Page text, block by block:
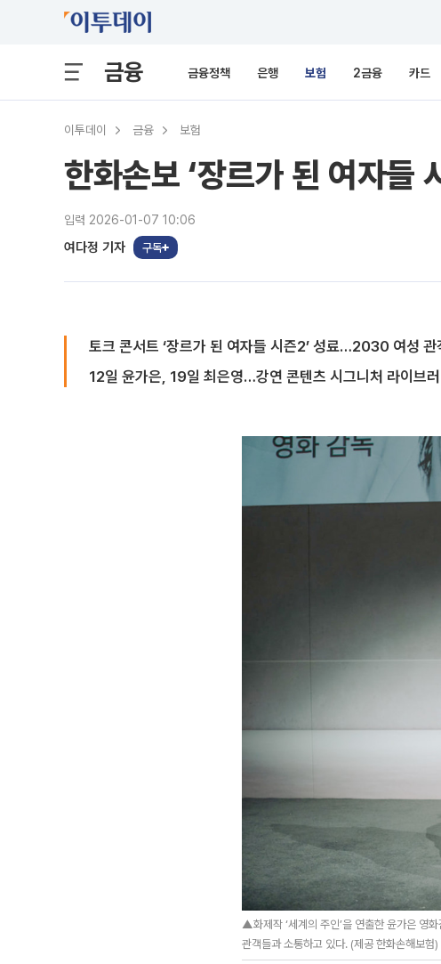
금융 금융정책 은행 보험 2금융 카드
이투데이 금융 보험
한화손보 ‘장르가 된 여자들
입력 2026-01-07 10:06
여다정 기자 구독
토크 콘서트 ‘장르가 된 여자들 시즌2’ 성료…2030 여성 관
12일 윤가은, 19일 최은영…강연 콘텐츠 시그니처 라이브러
▲화제작 ‘세계의 주인’을 연출한 윤가은 영
관객들과 소통하고 있다. (제공 한화손해보험)